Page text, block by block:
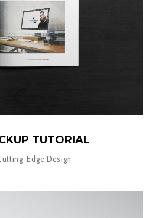
TUTORIAL
Edge Design